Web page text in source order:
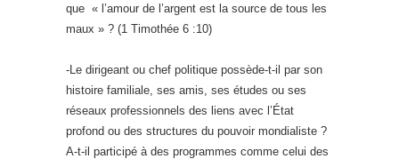
que « l’amour de l’argent est la source de tous les
maux » ? (1 Timothée 6 :10)
-Le dirigeant ou chef politique possède-t-il par son
histoire familiale, ses amis, ses études ou ses
réseaux professionnels des liens avec l’État
profond ou des structures du pouvoir mondialiste ?
A-t-il participé à des programmes comme celui des